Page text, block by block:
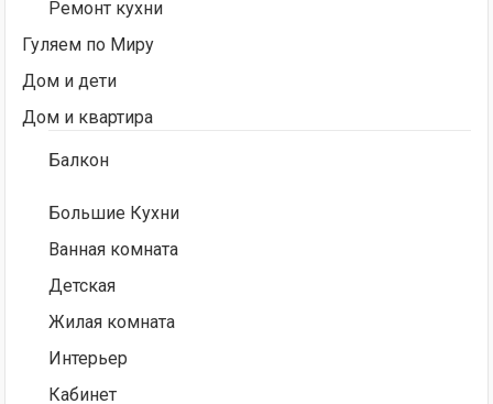
Ремонт кухни
Гуляем по Миру
Дом и дети
Дом и квартира
Балкон
Большие Кухни
Ванная комната
Детская
Жилая комната
Интерьер
Кабинет